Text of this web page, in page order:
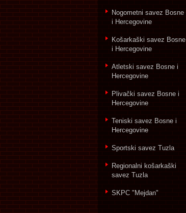
Nogometni savez Bosne
i Hercegovine
Košarkaški savez Bosne
i Hercegovine
Atletski savez Bosne i
Hercegovine
Plivački savez Bosne i
Hercegovine
Teniski savez Bosne i
Hercegovine
Sportski savez Tuzla
Regionalni košarkaški
savez Tuzla
SKPC "Mejdan"